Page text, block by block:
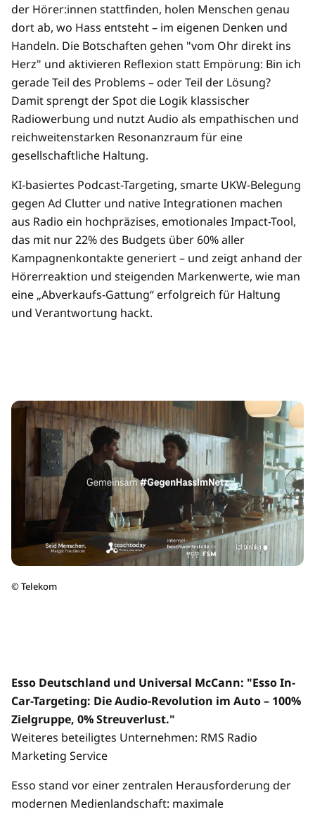
der Hörer:innen stattfinden, holen Menschen genau
dort ab, wo Hass entsteht – im eigenen Denken und
Handeln. Die Botschaften gehen "vom Ohr direkt ins
Herz" und aktivieren Reflexion statt Empörung: Bin ich
gerade Teil des Problems – oder Teil der Lösung?
Damit sprengt der Spot die Logik klassischer
Radiowerbung und nutzt Audio als empathischen und
reichweitenstarken Resonanzraum für eine
gesellschaftliche Haltung.
KI-basiertes Podcast-Targeting, smarte UKW-Belegung
gegen Ad Clutter und native Integrationen machen
aus Radio ein hochpräzises, emotionales Impact-Tool,
das mit nur 22% des Budgets über 60% aller
Kampagnenkontakte generiert – und zeigt anhand der
Hörerreaktion und steigenden Markenwerte, wie man
eine „Abverkaufs-Gattung“ erfolgreich für Haltung
und Verantwortung hackt.
©Telekom
Esso Deutschland und Universal McCann: "Esso In-
Car-Targeting: Die Audio-Revolution im Auto – 100%
Zielgruppe, 0% Streuverlust."
Weiteres beteiligtes Unternehmen: RMS Radio
Marketing Service
Esso stand vor einer zentralen Herausforderung der
modernen Medienlandschaft: maximale